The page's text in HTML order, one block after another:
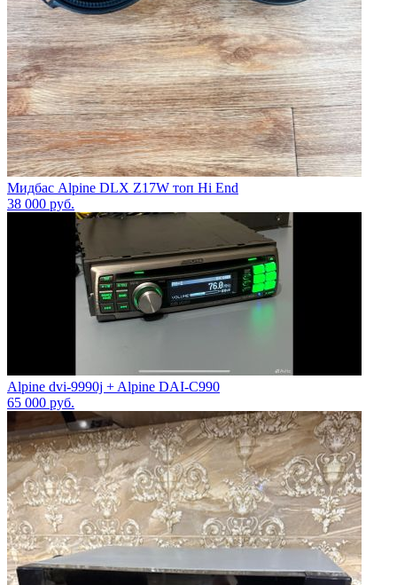
Мидбас Alpine DLX Z17W топ Hi End
38 000 руб.
Alpine dvi-9990j + Alpine DAI-C990
65 000 руб.